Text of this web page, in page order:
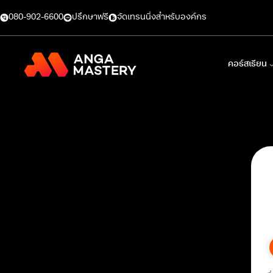
080-902-6600 ปรึกษาฟรี จัดเทรนนิ่งสำหรับองค์กร
คอร์สเรียน